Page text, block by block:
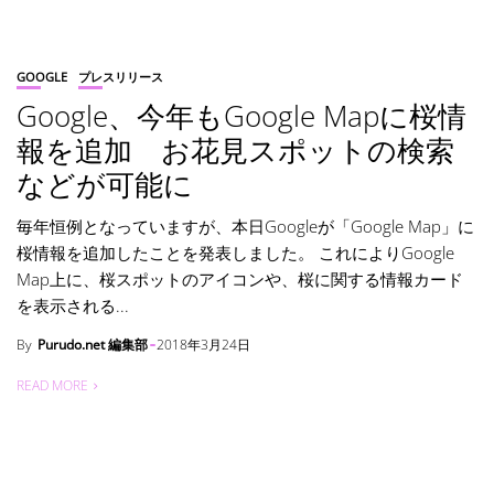
GOOGLE プレスリリース
Google、今年もGoogle Mapに桜情
報を追加 お花見スポットの検索
などが可能に
毎年恒例となっていますが、本日Googleが「Google Map」に
桜情報を追加したことを発表しました。 これによりGoogle
Map上に、桜スポットのアイコンや、桜に関する情報カード
を表示される...
By Purudo.net 編集部 2018年3月24日
READ MORE